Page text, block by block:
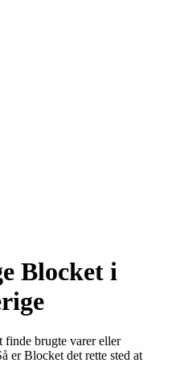
Blocket i
finde brugte varer eller
er Blocket det rette sted at